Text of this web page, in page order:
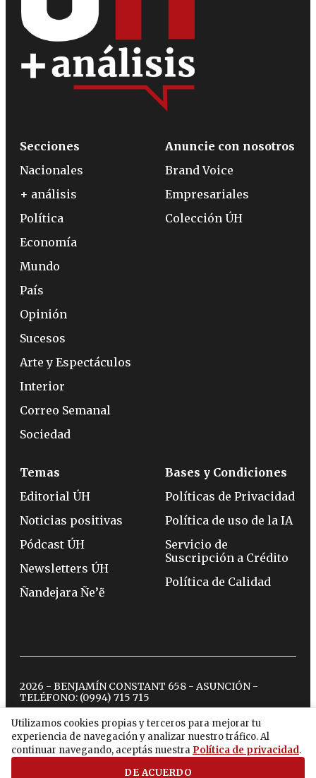
Utilizamos cookies propias y terceros para mejorar tu
experiencia de navegación y analizar nuestro tráfico. Al
continuar navegando, aceptás nuestra Política de privacidad.
DE ACUERDO
Secciones
Nacionales
+ análisis
Política
Economía
Mundo
País
Opinión
Sucesos
Arte y Espectáculos
Interior
Correo Semanal
Sociedad
Anuncie con nosotros
Brand Voice
Empresariales
Colección ÚH
Temas
Editorial ÚH
Noticias positivas
Pódcast ÚH
Newsletters ÚH
Ñandejara Ñe’ẽ
Bases y Condiciones
Políticas de Privacidad
Política de uso de la IA
Servicio de
Suscripción a Crédito
Política de Calidad
2026 - BENJAMÍN CONSTANT 658 - ASUNCIÓN -
TELÉFONO: (0994) 715 715
twitterinstagram
facebook
tiktokyoutubespotify